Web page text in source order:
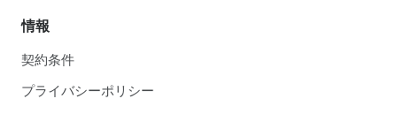
情報
契約条件
プライバシーポリシー